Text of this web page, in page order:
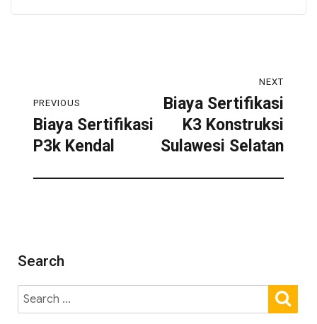
PREVIOUS
Biaya Sertifikasi
P3k Kendal
NEXT
Biaya Sertifikasi
K3 Konstruksi
Sulawesi Selatan
Search